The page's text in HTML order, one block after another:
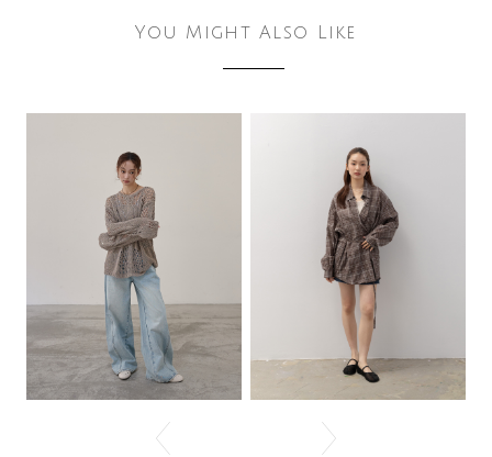
You Might Also Like